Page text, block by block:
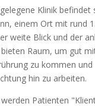
Klinik befindet
einem Ort mit rund
weite Blick und der
Raum, um gut
zu kommen
hin zu arbeiten.
Patienten